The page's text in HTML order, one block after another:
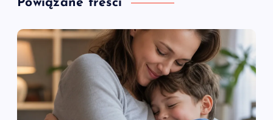
Powiązane treści